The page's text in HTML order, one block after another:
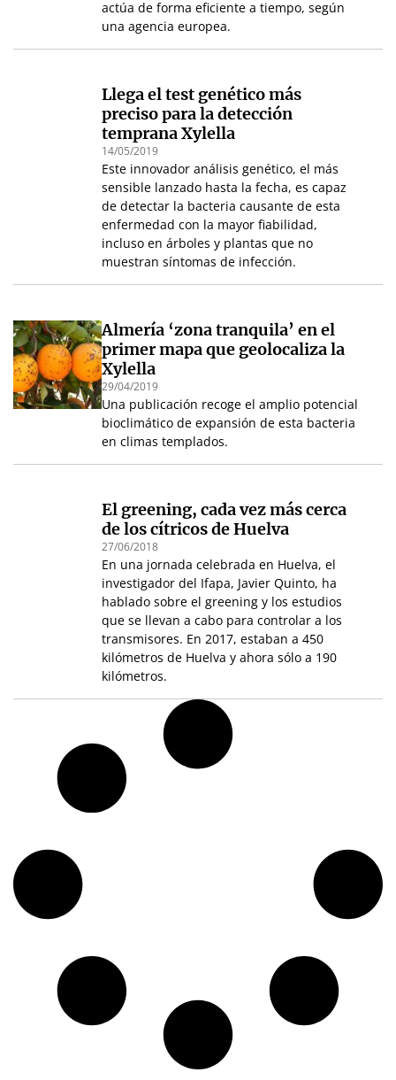
actúa de forma eficiente a tiempo, según
una agencia europea.
Llega el test genético más
preciso para la detección
temprana Xylella
14/05/2019
Este innovador análisis genético, el más
sensible lanzado hasta la fecha, es capaz
de detectar la bacteria causante de esta
enfermedad con la mayor fiabilidad,
incluso en árboles y plantas que no
muestran síntomas de infección.
Almería ‘zona tranquila’ en el
primer mapa que geolocaliza la
Xylella
29/04/2019
Una publicación recoge el amplio potencial
bioclimático de expansión de esta bacteria
en climas templados.
El greening, cada vez más cerca
de los cítricos de Huelva
27/06/2018
En una jornada celebrada en Huelva, el
investigador del Ifapa, Javier Quinto, ha
hablado sobre el greening y los estudios
que se llevan a cabo para controlar a los
transmisores. En 2017, estaban a 450
kilómetros de Huelva y ahora sólo a 190
kilómetros.